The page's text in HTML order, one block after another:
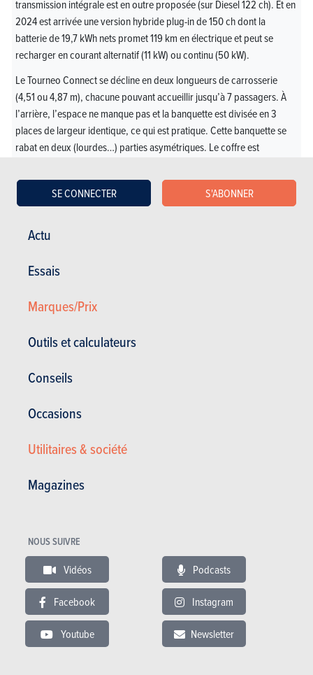
Actu
Essais
Marques/Prix
Outils et calculateurs
Conseils
Occasions
Utilitaires & société
Magazines
SE CONNECTER S'ABONNER
NOUS SUIVRE
Vidéos Podcasts
Facebook Instagram
Youtube Newsletter
transmission intégrale est en outre proposée (sur Diesel 122 ch). Et en
2024 est arrivée une version hybride plug-in de 150 ch dont la
batterie de 19,7 kWh nets promet 119 km en électrique et peut se
recharger en courant alternatif (11 kW) ou continu (50 kW).
Le Tourneo Connect se décline en deux longueurs de carrosserie
(4,51 ou 4,87 m), chacune pouvant accueillir jusqu’à 7 passagers. À
l’arrière, l’espace ne manque pas et la banquette est divisée en 3
places de largeur identique, ce qui est pratique. Cette banquette se
rabat en deux (lourdes…) parties asymétriques. Le coffre est
route, ce ludospace fait correctement le job, grâce à un train avant
précis, une direction fluide et communicative, un arrière rivé au sol et
Membre du club de plus en plus restreint des
Volkswagen» est pratique et convaincant à l’usage. Un
transmission intégrale. Et, ce qui ne gâche rien, cette
que son donneur d’organes, le Caddy…
Ludospace abouti et gamme large
Hayon et banquette lourds à manipuler
ESSAIS LIÉS